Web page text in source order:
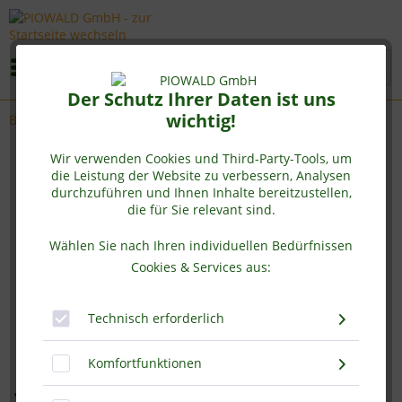
Der Schutz Ihrer Daten ist uns
wichtig!
Wir verwenden Cookies und Third-Party-Tools, um
die Leistung der Website zu verbessern, Analysen
durchzuführen und Ihnen Inhalte bereitzustellen,
die für Sie relevant sind.
Wählen Sie nach Ihren individuellen Bedürfnissen
Cookies & Services aus:
Technisch erforderlich
Komfortfunktionen
Bio Kamut Weizengrassaft
BIO Kamut®-Weizengrassaft -